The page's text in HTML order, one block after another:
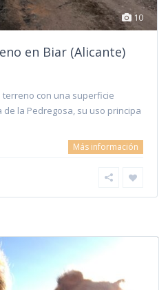
10
en Biar (Alicante)
terreno con una superficie
de la Pedregosa, su uso principa
Más información